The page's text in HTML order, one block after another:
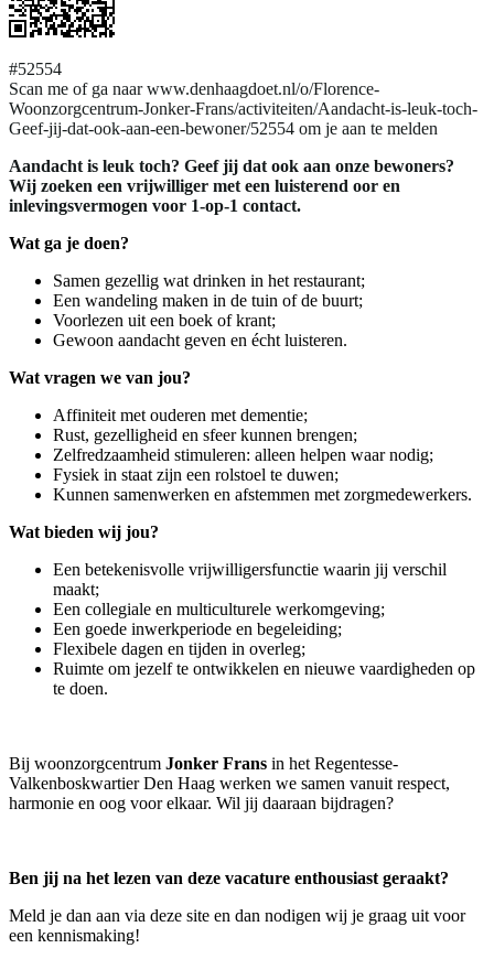
#52554
Scan me of ga naar www.denhaagdoet.nl/o/Florence-
Woonzorgcentrum-Jonker-Frans/activiteiten/Aandacht-is-leuk-toch-
Geef-jij-dat-ook-aan-een-bewoner/52554 om je aan te melden
Aandacht is leuk toch? Geef jij dat ook aan onze bewoners?
Wij zoeken een vrijwilliger met een luisterend oor en
inlevingsvermogen voor 1-op-1 contact.
Wat ga je doen?
Samen gezellig wat drinken in het restaurant;
Een wandeling maken in de tuin of de buurt;
Voorlezen uit een boek of krant;
Gewoon aandacht geven en écht luisteren.
Wat vragen we van jou?
Affiniteit met ouderen met dementie;
Rust, gezelligheid en sfeer kunnen brengen;
Zelfredzaamheid stimuleren: alleen helpen waar nodig;
Fysiek in staat zijn een rolstoel te duwen;
Kunnen samenwerken en afstemmen met zorgmedewerkers.
Wat bieden wij jou?
Een betekenisvolle vrijwilligersfunctie waarin jij verschil
maakt;
Een collegiale en multiculturele werkomgeving;
Een goede inwerkperiode en begeleiding;
Flexibele dagen en tijden in overleg;
Ruimte om jezelf te ontwikkelen en nieuwe vaardigheden op
te doen.
Bij woonzorgcentrum Jonker Frans in het Regentesse-
Valkenboskwartier Den Haag werken we samen vanuit respect,
harmonie en oog voor elkaar. Wil jij daaraan bijdragen?
Ben jij na het lezen van deze vacature enthousiast geraakt?
Meld je dan aan via deze site en dan nodigen wij je graag uit voor
een kennismaking!